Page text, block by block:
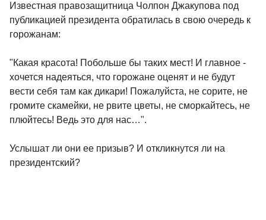
Известная правозащитница Чолпон Джакупова под
публикацией президента обратилась в свою очередь к
горожанам:
"Какая красота! Побольше бы таких мест! И главное -
хочется надеяться, что горожане оценят и не будут
вести себя там как дикари! Пожалуйста, не сорите, не
громите скамейки, не рвите цветы, не сморкайтесь, не
плюйтесь! Ведь это для нас…".
Услышат ли они ее призыв? И откликнутся ли на
президентский?